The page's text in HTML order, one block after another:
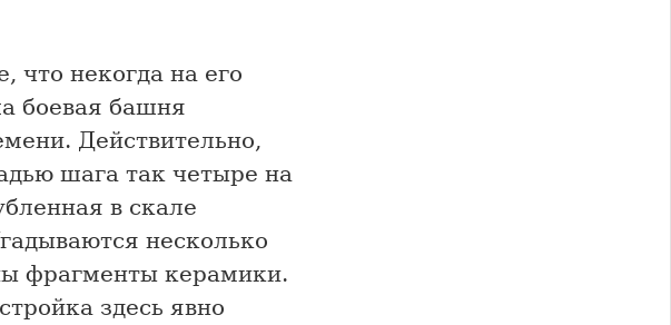
что некогда на его
боевая башня
Действительно,
шага так четыре на
в скале
несколько
фрагменты керамики.
здесь явно